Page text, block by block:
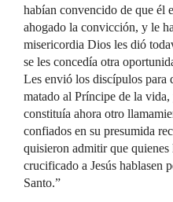
habían convencido de que él
ahogado la convicción, y le
misericordia Dios les dió
se les concedía otra
Les envió los discípulos para
matado al Príncipe de la
constituía ahora otro
confiados en su presumida
quisieron admitir que quienes
crucificado a Jesús hablasen
Santo.”